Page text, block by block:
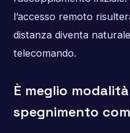
l’accesso remoto
distanza diventa
telecomando.
È meglio
spegnimento